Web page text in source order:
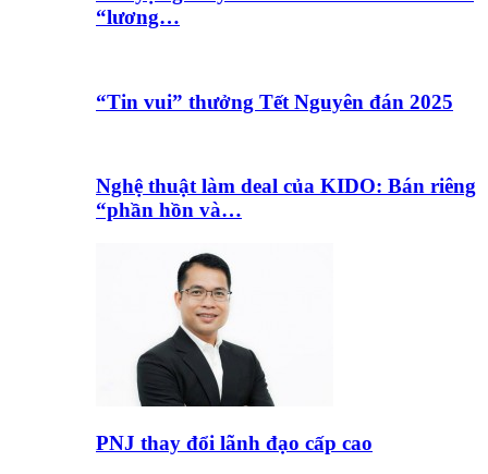
“lương…
“Tin vui” thưởng Tết Nguyên đán 2025
Nghệ thuật làm deal của KIDO: Bán riêng
“phần hồn và…
PNJ thay đổi lãnh đạo cấp cao